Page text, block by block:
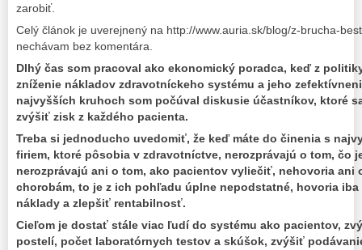
zarobiť.
Celý článok je uverejnený na http://www.auria.sk/blog/z-brucha-
nechávam bez komentára.
Dlhý čas som pracoval ako ekonomický poradca, keď z
zníženie nákladov zdravotníckeho systému a jeho
najvyšších kruhoch som počúval diskusie účastníkov, ktoré
zvýšiť zisk z každého pacienta.
Treba si jednoducho uvedomiť, že keď máte do činenia s
firiem, ktoré pôsobia v zdravotníctve, nerozprávajú o tom, čo
nerozprávajú ani o tom, ako pacientov vyliečiť, nehovoria ani
chorobám, to je z ich pohľadu úplne nepodstatné, hovoria
náklady a zlepšiť rentabilnosť.
Cieľom je dostať stále viac ľudí do systému ako pacientov,
postelí, počet laboratórnych testov a skúšok, zvýšiť